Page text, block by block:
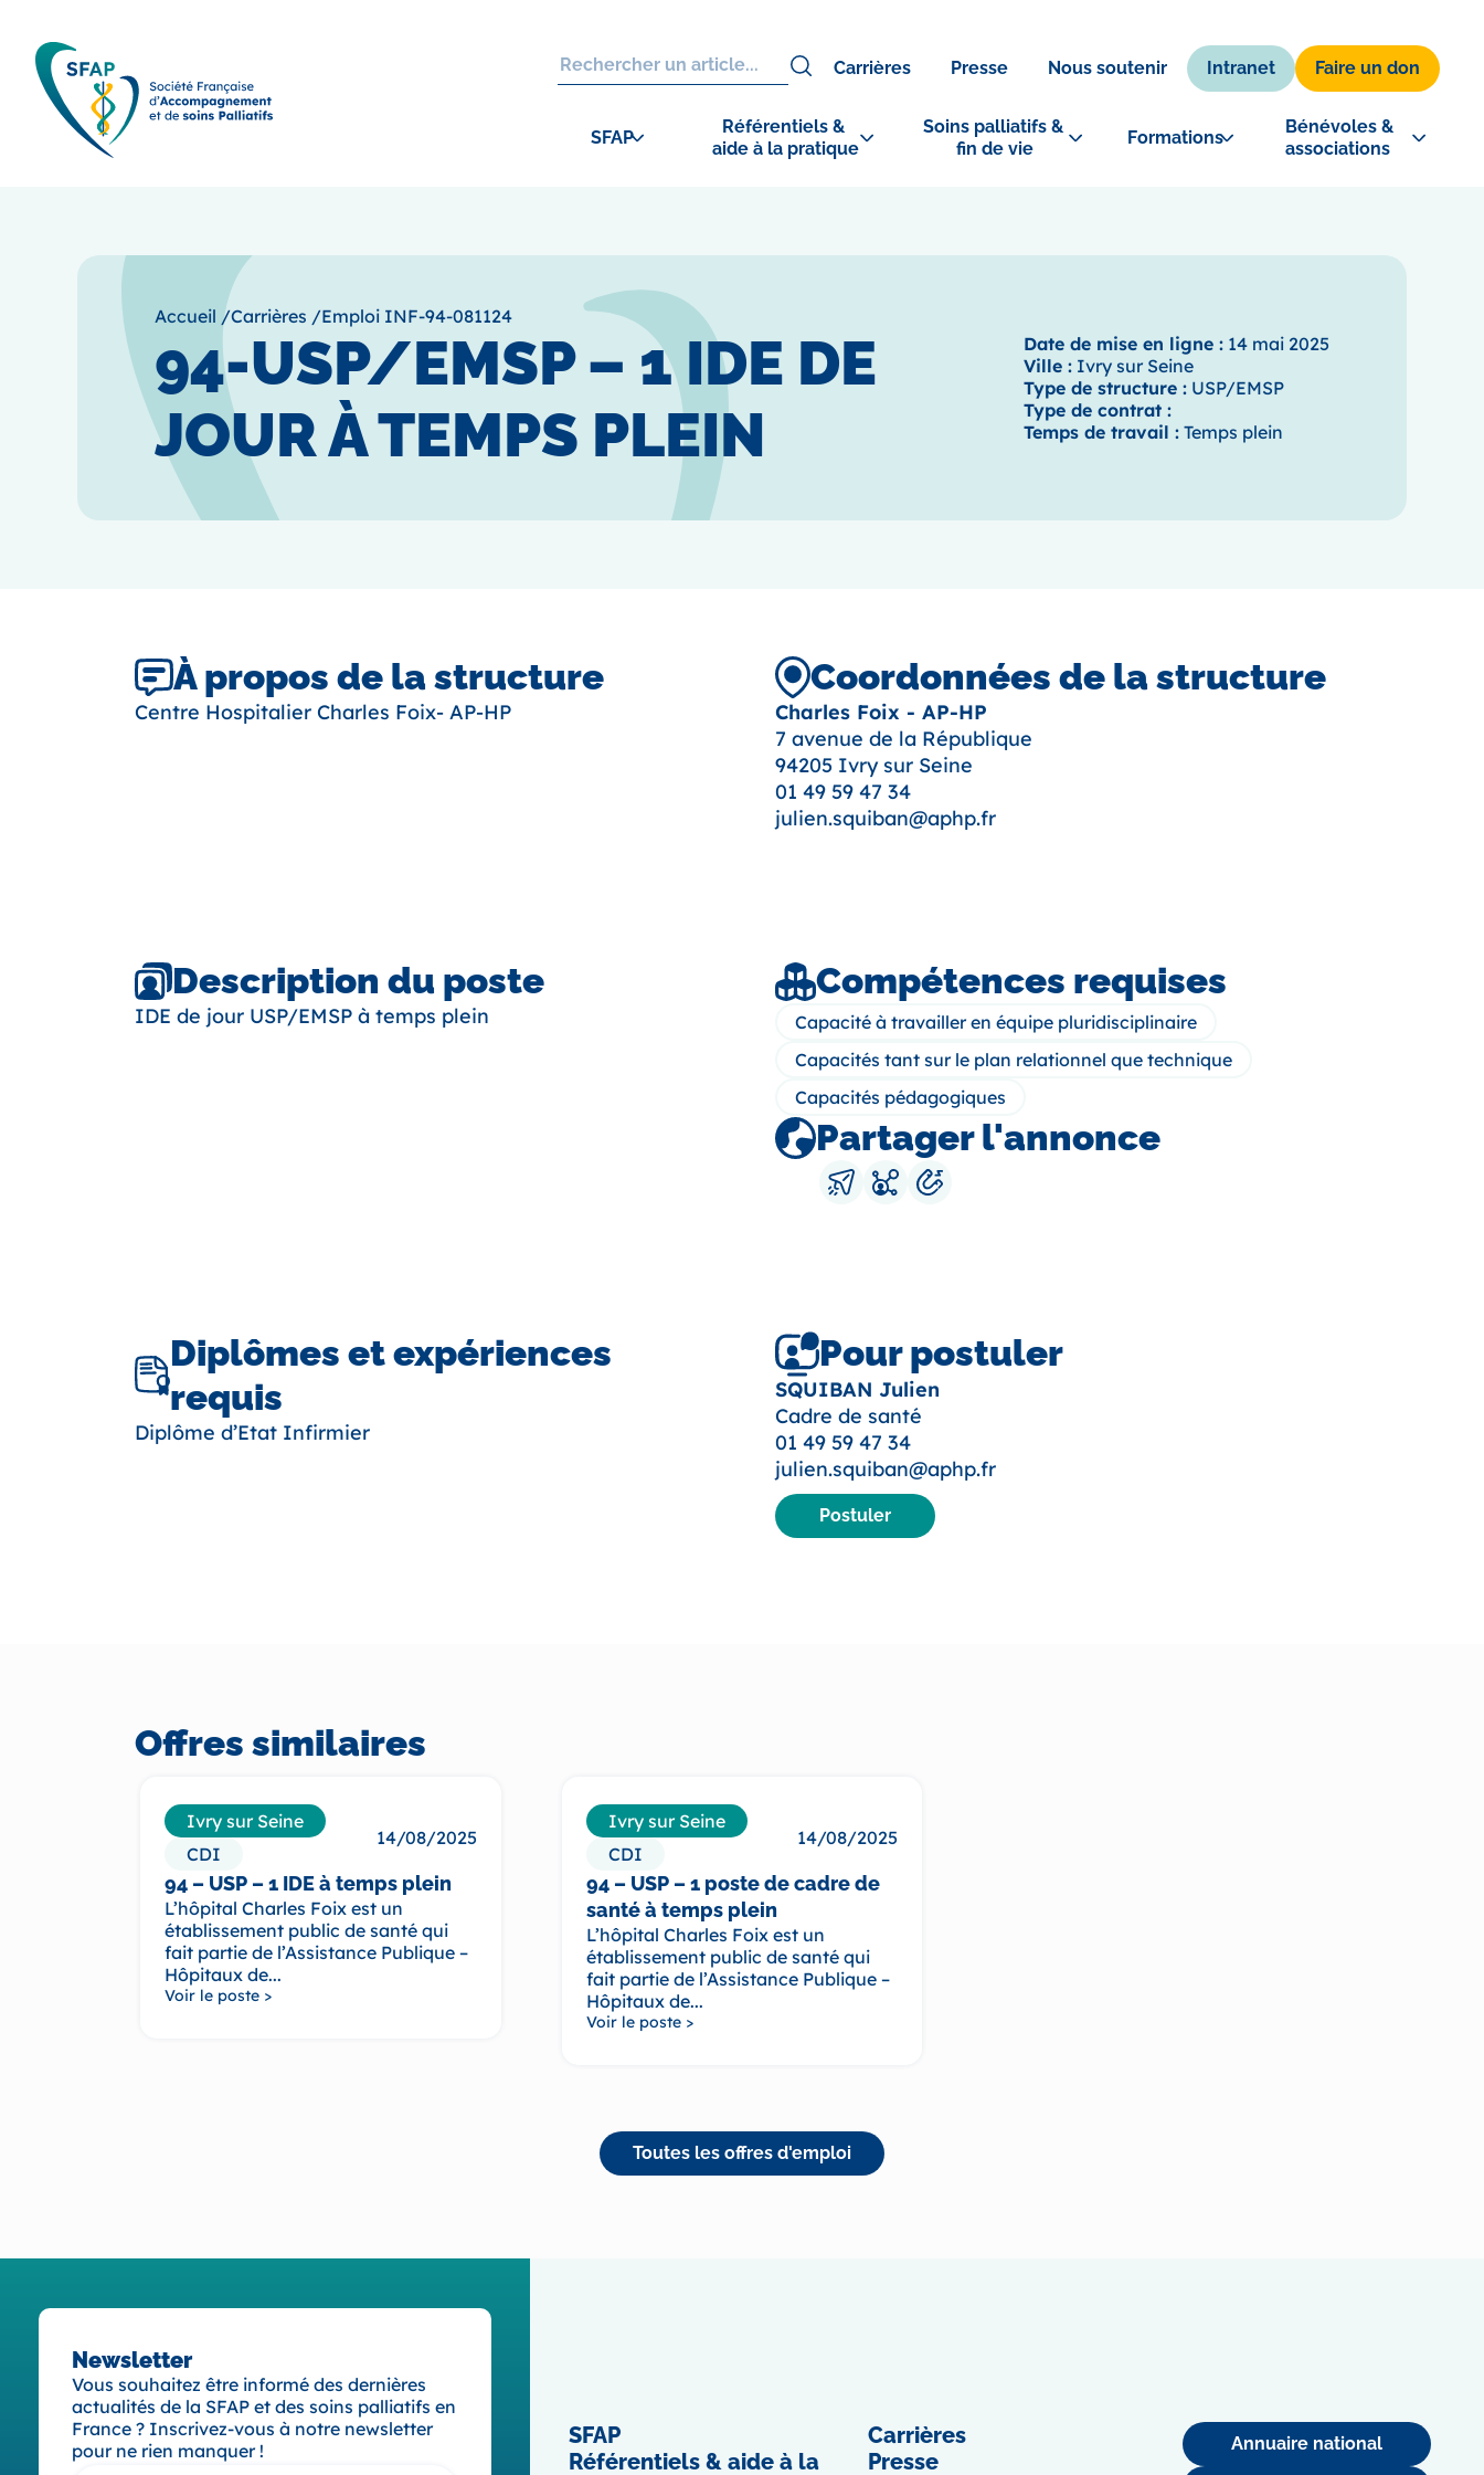
Carrières Presse Nous soutenir Intranet Faire un don
SFAP
Référentiels &
aide à la pratique
Soins palliatifs &
fin de vie
Formations
Bénévoles &
associations
Accueil /Carrières /Emploi INF-94-081124
94-USP/EMSP – 1 IDE DE
JOUR À TEMPS PLEIN
Date de mise en ligne : 14 mai 2025
Ville : Ivry sur Seine
Type de structure : USP/EMSP
Type de contrat :
Temps de travail : Temps plein
À propos de la structure
Centre Hospitalier Charles Foix- AP-HP
Coordonnées de la structure
Charles Foix - AP-HP
7 avenue de la République
94205 Ivry sur Seine
01 49 59 47 34
julien.squiban@aphp.fr
Description du poste
IDE de jour USP/EMSP à temps plein
Compétences requises
Capacité à travailler en équipe pluridisciplinaire
Capacités tant sur le plan relationnel que technique
Capacités pédagogiques
Partager l'annonce
Diplômes et expériences
requis
Diplôme d’Etat Infirmier
Pour postuler
SQUIBAN Julien
Cadre de santé
01 49 59 47 34
julien.squiban@aphp.fr
Postuler
Offres similaires
Ivry sur Seine
CDI
14/08/2025
94 – USP – 1 IDE à temps plein
L’hôpital Charles Foix est un
établissement public de santé qui
fait partie de l’Assistance Publique –
Hôpitaux de...
Voir le poste >
Ivry sur Seine
CDI
14/08/2025
94 – USP – 1 poste de cadre de
santé à temps plein
L’hôpital Charles Foix est un
établissement public de santé qui
fait partie de l’Assistance Publique –
Hôpitaux de...
Voir le poste >
Toutes les offres d'emploi
Newsletter
Vous souhaitez être informé des dernières
actualités de la SFAP et des soins palliatifs en
France ? Inscrivez-vous à notre newsletter
pour ne rien manquer !
SFAP
Référentiels & aide à la
Carrières
Presse
Annuaire national